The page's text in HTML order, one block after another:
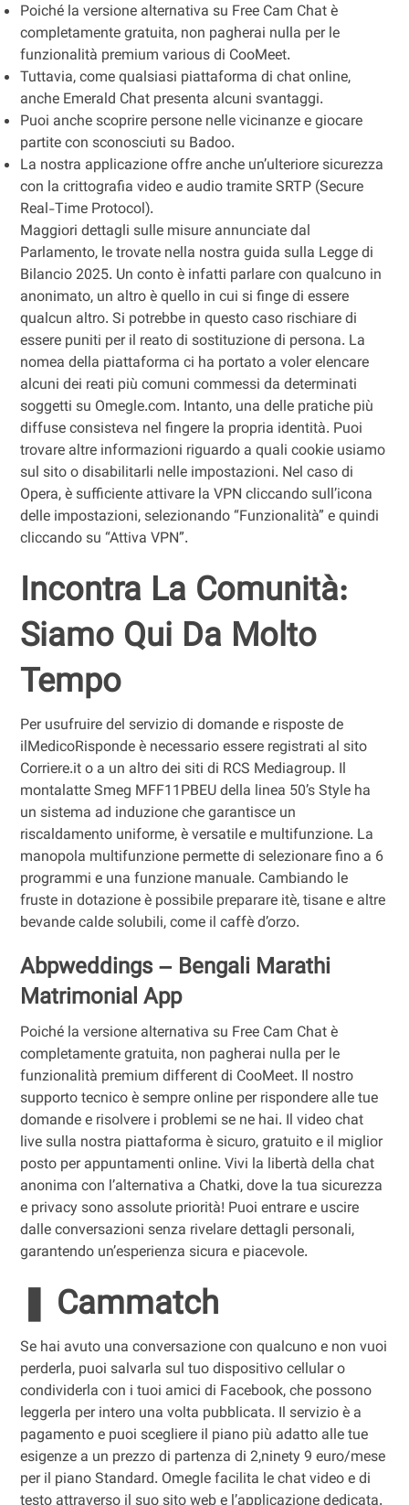
Poiché la versione alternativa su Free Cam Chat è
completamente gratuita, non pagherai nulla per le
funzionalità premium various di CooMeet.
Tuttavia, come qualsiasi piattaforma di chat online,
anche Emerald Chat presenta alcuni svantaggi.
Puoi anche scoprire persone nelle vicinanze e giocare
partite con sconosciuti su Badoo.
La nostra applicazione offre anche un’ulteriore sicurezza
con la crittografia video e audio tramite SRTP (Secure
Real-Time Protocol).
Maggiori dettagli sulle misure annunciate dal
Parlamento, le trovate nella nostra guida sulla Legge di
Bilancio 2025. Un conto è infatti parlare con qualcuno in
anonimato, un altro è quello in cui si finge di essere
qualcun altro. Si potrebbe in questo caso rischiare di
essere puniti per il reato di sostituzione di persona. La
nomea della piattaforma ci ha portato a voler elencare
alcuni dei reati più comuni commessi da determinati
soggetti su Omegle.com. Intanto, una delle pratiche più
diffuse consisteva nel fingere la propria identità. Puoi
trovare altre informazioni riguardo a quali cookie usiamo
sul sito o disabilitarli nelle impostazioni. Nel caso di
Opera, è sufficiente attivare la VPN cliccando sull’icona
delle impostazioni, selezionando “Funzionalità” e quindi
cliccando su “Attiva VPN”.
Incontra La Comunità:
Siamo Qui Da Molto
Tempo
Per usufruire del servizio di domande e risposte de
ilMedicoRisponde è necessario essere registrati al sito
Corriere.it o a un altro dei siti di RCS Mediagroup. Il
montalatte Smeg MFF11PBEU della linea 50’s Style ha
un sistema ad induzione che garantisce un
riscaldamento uniforme, è versatile e multifunzione. La
manopola multifunzione permette di selezionare fino a 6
programmi e una funzione manuale. Cambiando le
fruste in dotazione è possibile preparare itè, tisane e altre
bevande calde solubili, come il caffè d’orzo.
Abpweddings – Bengali Marathi
Matrimonial App
Poiché la versione alternativa su Free Cam Chat è
completamente gratuita, non pagherai nulla per le
funzionalità premium different di CooMeet. Il nostro
supporto tecnico è sempre online per rispondere alle tue
domande e risolvere i problemi se ne hai. Il video chat
live sulla nostra piattaforma è sicuro, gratuito e il miglior
posto per appuntamenti online. Vivi la libertà della chat
anonima con l’alternativa a Chatki, dove la tua sicurezza
e privacy sono assolute priorità! Puoi entrare e uscire
dalle conversazioni senza rivelare dettagli personali,
garantendo un’esperienza sicura e piacevole.
❚ Cammatch
Se hai avuto una conversazione con qualcuno e non vuoi
perderla, puoi salvarla sul tuo dispositivo cellular o
condividerla con i tuoi amici di Facebook, che possono
leggerla per intero una volta pubblicata. Il servizio è a
pagamento e puoi scegliere il piano più adatto alle tue
esigenze a un prezzo di partenza di 2,ninety 9 euro/mese
per il piano Standard. Omegle facilita le chat video e di